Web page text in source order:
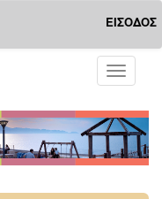
ΕΙΣΟΔΟΣ
Toggle